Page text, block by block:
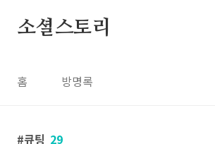
소셜스토리
홈 방명록
큐팅 29